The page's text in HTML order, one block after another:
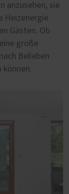
anzusehen, sie
Heizenergie
Gästen. Ob
große
Belieben
können.